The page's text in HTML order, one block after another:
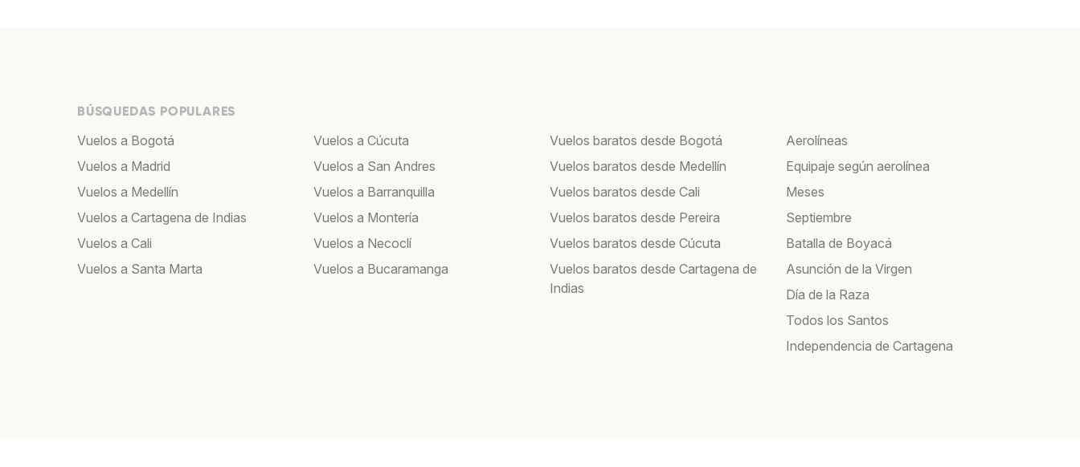
BÚSQUEDAS POPULARES
Vuelos a Bogotá
Vuelos a Madrid
Vuelos a Medellín
Vuelos a Cartagena de Indias
Vuelos a Cali
Vuelos a Santa Marta
Vuelos a Cúcuta
Vuelos a San Andres
Vuelos a Barranquilla
Vuelos a Montería
Vuelos a Necoclí
Vuelos a Bucaramanga
Vuelos baratos desde Bogotá
Vuelos baratos desde Medellín
Vuelos baratos desde Cali
Vuelos baratos desde Pereira
Vuelos baratos desde Cúcuta
Vuelos baratos desde Cartagena de
Indias
Aerolíneas
Equipaje según aerolínea
Meses
Septiembre
Batalla de Boyacá
Asunción de la Virgen
Día de la Raza
Todos los Santos
Independencia de Cartagena